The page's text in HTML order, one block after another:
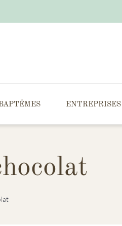
ENTREPRISES